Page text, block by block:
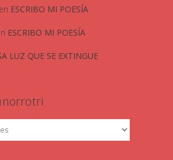
en ESCRIBO MI POESÍA
ESCRIBO MI POESÍA
LUZ QUE SE EXTINGUE